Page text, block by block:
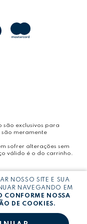
são exclusivos para
são meramente
sofrer alterações sem
válido é o do carrinho.
LTDA - CNPJ:
NOSSO SITE E SUA
NAVEGANDO EM
CONFORME NOSSA
DE COOKIES.